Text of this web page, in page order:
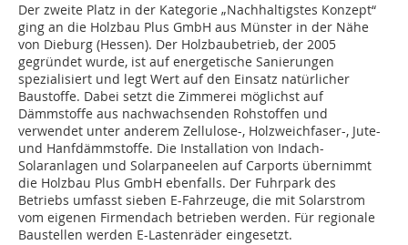
Der zweite Platz in der Kategorie „Nachhaltigstes Konzept“
ging an die Holzbau Plus GmbH aus Münster in der Nähe
von Dieburg (Hessen). Der Holzbaubetrieb, der 2005
gegründet wurde, ist auf energetische Sanierungen
spezialisiert und legt Wert auf den Einsatz natürlicher
Baustoffe. Dabei setzt die Zimmerei möglichst auf
Dämmstoffe aus nachwachsenden Rohstoffen und
verwendet unter anderem Zellulose-, Holzweichfaser-, Jute-
und Hanfdämmstoffe. Die Installation von Indach-
Solaranlagen und Solarpaneelen auf Carports übernimmt
die Holzbau Plus GmbH ebenfalls. Der Fuhrpark des
Betriebs umfasst sieben E-Fahrzeuge, die mit Solarstrom
vom eigenen Firmendach betrieben werden. Für regionale
Baustellen werden E-Lastenräder eingesetzt.